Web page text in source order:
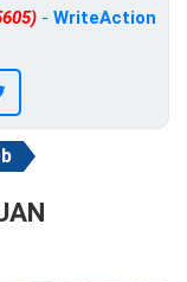
- WriteAction